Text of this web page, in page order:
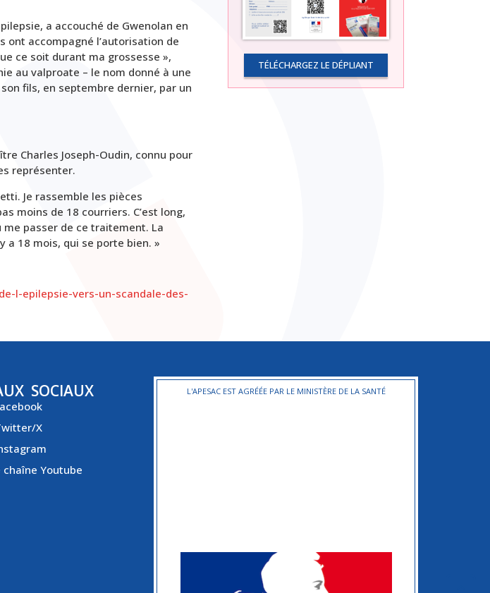
a accouché de Gwenolan en
ont accompagné l’autorisation de
ce soit durant ma grossesse »,
au valproate – le nom donné à une
fils, en septembre dernier, par un
Charles Joseph-Oudin, connu pour
représenter.
Je rassemble les pièces
moins de 18 courriers. C’est long,
me passer de ce traitement. La
a 18 mois, qui se porte bien. »
l-epilepsie-vers-un-scandale-des-
TÉLÉCHARGEZ LE DÉPLIANT
SOCIAUX
X
Youtube
L'APESAC EST AGRÉÉE PAR LE MINISTÈRE DE LA SANTÉ